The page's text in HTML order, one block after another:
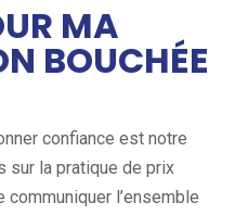
MA
BOUCHÉE
confiance est notre
sur la pratique de prix
l’ensemble